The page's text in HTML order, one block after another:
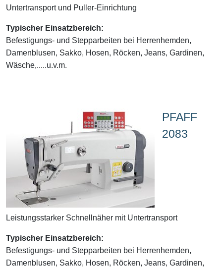
Untertransport und Puller-Einrichtung
Typischer Einsatzbereich:
Befestigungs- und Stepparbeiten bei Herrenhemden,
Damenblusen, Sakko, Hosen, Röcken, Jeans, Gardinen,
Wäsche,.....u.v.m.
PFAFF
2083
Leistungsstarker Schnellnäher mit Untertransport
Typischer Einsatzbereich:
Befestigungs- und Stepparbeiten bei Herrenhemden,
Damenblusen, Sakko, Hosen, Röcken, Jeans, Gardinen,